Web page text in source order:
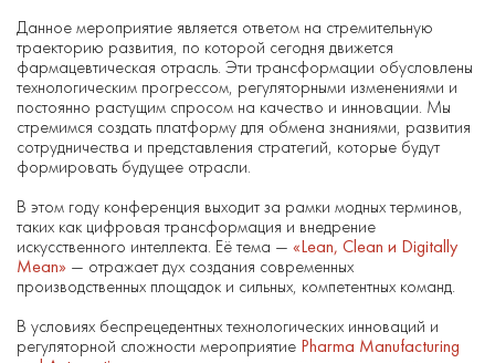
Данное мероприятие является ответом на стремительную
траекторию развития, по которой сегодня движется
фармацевтическая отрасль. Эти трансформации обусловлены
технологическим прогрессом, регуляторными изменениями и
постоянно растущим спросом на качество и инновации. Мы
стремимся создать платформу для обмена знаниями, развития
сотрудничества и представления стратегий, которые будут
формировать будущее отрасли.
В этом году конференция выходит за рамки модных терминов,
таких как цифровая трансформация и внедрение
искусственного интеллекта. Её тема — «Lean, Clean и Digitally
Mean» — отражает дух создания современных
производственных площадок и сильных, компетентных команд.
В условиях беспрецедентных технологических инноваций и
регуляторной сложности мероприятие Pharma Manufacturing